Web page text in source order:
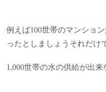
例えば100世帯のマンショ
ったとしましょうそれだけ
1,000世帯の水の供給が出来